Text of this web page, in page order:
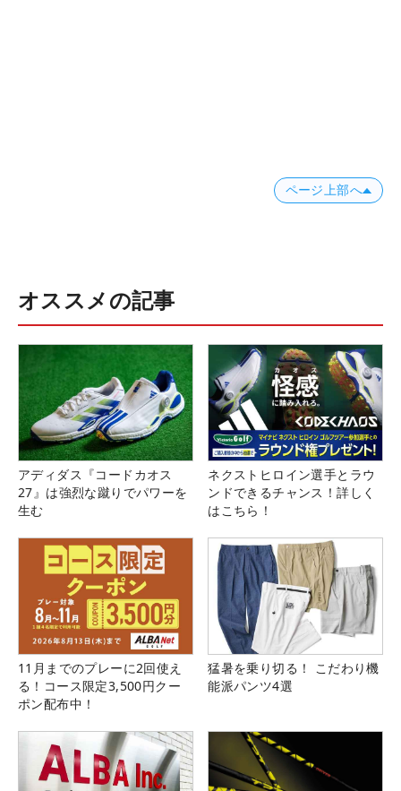
ページ上部へ
オススメの記事
アディダス『コードカオス
27』は強烈な蹴りでパワーを
生む
ネクストヒロイン選手とラウ
ンドできるチャンス！詳しく
はこちら！
11月までのプレーに2回使え
る！コース限定3,500円クー
ポン配布中！
猛暑を乗り切る！ こだわり機
能派パンツ4選